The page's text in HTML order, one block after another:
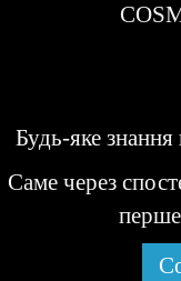
Будь-яке знання
Саме через
перше